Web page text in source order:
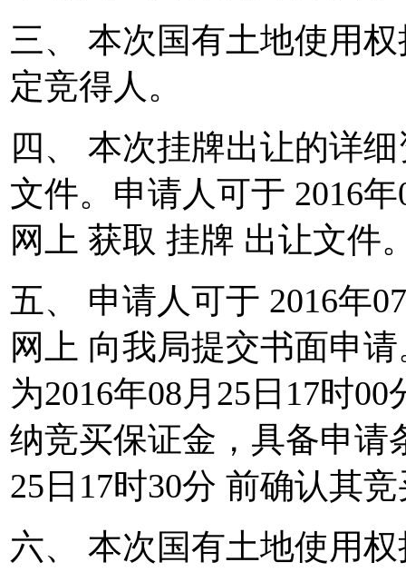
三、 本次国有土地使用
定竞得人。
四、 本次挂牌出让的详
文件。申请人可于 2016
网上 获取 挂牌 出让文件
五、 申请人可于 2016年
网上 向我局提交书面申
为2016年08月25日17时
纳竞买保证金，具备申请
25日17时30分 前确认其
六、 本次国有土地使用